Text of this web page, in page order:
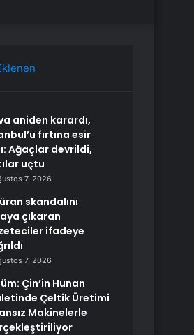
aniden karardı,
fırtına esir
Ağaçlar devrildi,
uçtu
7, 2026
skandalını
çıkaran
ifadeye
7, 2026
Çin’in Hunan
Çeltik Üretimi
Makinelerle